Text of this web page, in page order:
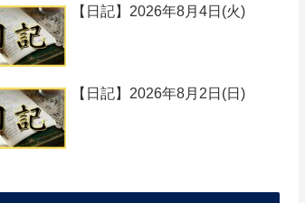
【日記】2026年8月4日(火)
【日記】2026年8月2日(日)